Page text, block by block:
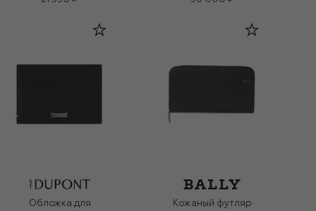
Обложка для
Кожаный футляр